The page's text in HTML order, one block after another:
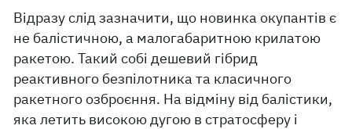
Відразу слід зазначити, що новинка окупантів є
не балістичною, а малогабаритною крилатою
ракетою. Такий собі дешевий гібрид
реактивного безпілотника та класичного
ракетного озброєння. На відміну від балістики,
яка летить високою дугою в стратосферу і